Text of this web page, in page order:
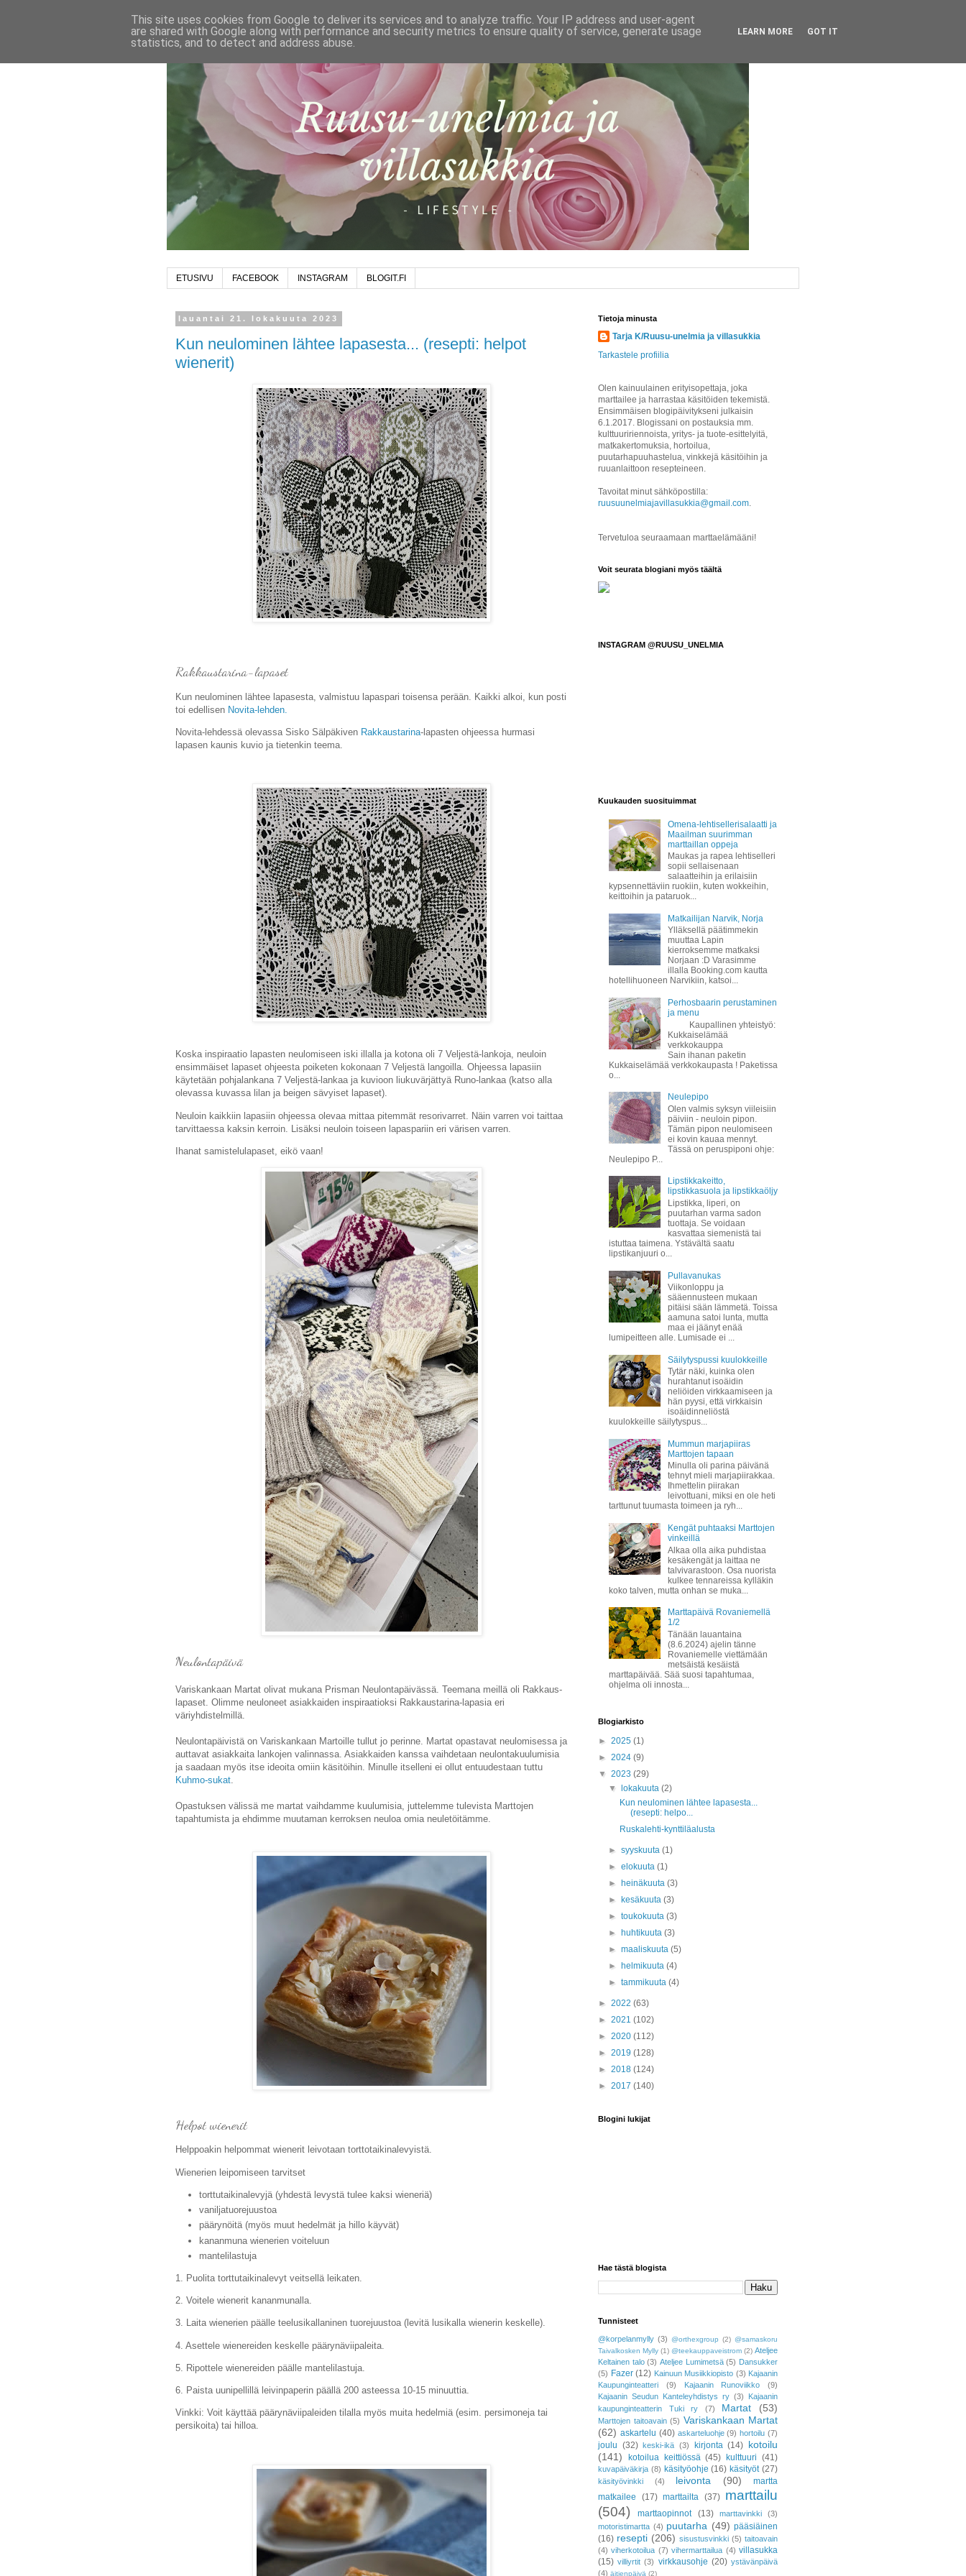
ETUSIVU FACEBOOK INSTAGRAM BLOGIT.FI
lauantai 21. lokakuuta 2023
Kun neulominen lähtee lapasesta... (resepti: helpot
wienerit)
Rakkaustarina-lapaset
Kun neulominen lähtee lapasesta, valmistuu lapaspari toisensa perään. Kaikki alkoi, kun posti
toi edellisen Novita-lehden.
Novita-lehdessä olevassa Sisko Sälpäkiven Rakkaustarina-lapasten ohjeessa hurmasi
lapasen kaunis kuvio ja tietenkin teema.
Koska inspiraatio lapasten neulomiseen iski illalla ja kotona oli 7 Veljestä-lankoja, neuloin
ensimmäiset lapaset ohjeesta poiketen kokonaan 7 Veljestä langoilla. Ohjeessa lapasiin
käytetään pohjalankana 7 Veljestä-lankaa ja kuvioon liukuvärjättyä Runo-lankaa (katso alla
olevassa kuvassa lilan ja beigen sävyiset lapaset).
Neuloin kaikkiin lapasiin ohjeessa olevaa mittaa pitemmät resorivarret. Näin varren voi taittaa
tarvittaessa kaksin kerroin. Lisäksi neuloin toiseen lapaspariin eri värisen varren.
Ihanat samistelulapaset, eikö vaan!
Neulontapäivä
Variskankaan Martat olivat mukana Prisman Neulontapäivässä. Teemana meillä oli Rakkaus-
lapaset. Olimme neuloneet asiakkaiden inspiraatioksi Rakkaustarina-lapasia eri
väriyhdistelmillä.
Neulontapäivistä on Variskankaan Martoille tullut jo perinne. Martat opastavat neulomisessa ja
auttavat asiakkaita lankojen valinnassa. Asiakkaiden kanssa vaihdetaan neulontakuulumisia
ja saadaan myös itse ideoita omiin käsitöihin. Minulle itselleni ei ollut entuudestaan tuttu
Kuhmo-sukat
Opastuksen välissä me martat vaihdamme kuulumisia, juttelemme tulevista Marttojen
tapahtumista ja ehdimme muutaman kerroksen neuloa omia neuletöitämme.
Helpot wienerit
Helppoakin helpommat wienerit leivotaan torttotaikinalevyistä.
Wienerien leipomiseen tarvitset
torttutaikinalevyjä (yhdestä levystä tulee kaksi wieneriä)
vaniljatuorejuustoa
päärynöitä (myös muut hedelmät ja hillo käyvät)
kananmuna wienerien voiteluun
mantelilastuja
1. Puolita torttutaikinalevyt veitsellä leikaten.
2. Voitele wienerit kananmunalla.
3. Laita wienerien päälle teelusikallaninen tuorejuustoa (levitä lusikalla wienerin keskelle).
4. Asettele wienereiden keskelle päärynäviipaleita.
5. Ripottele wienereiden päälle mantelilastuja.
6. Paista uunipellillä leivinpaperin päällä 200 asteessa 10-15 minuuttia.
Vinkki: Voit käyttää päärynäviipaleiden tilalla myös muita hedelmiä (esim. persimoneja tai
persikoita) tai hilloa.
Tietoja minusta
Tarja K/Ruusu-unelmia ja villasukkia
Tarkastele profiilia
Olen kainuulainen erityisopettaja, joka
marttailee ja harrastaa käsitöiden tekemistä.
Ensimmäisen blogipäivitykseni julkaisin
6.1.2017. Blogissani on postauksia mm.
kulttuuririennoista, yritys- ja tuote-esittelyitä,
matkakertomuksia, hortoilua,
puutarhapuuhastelua, vinkkejä käsitöihin ja
ruuanlaittoon resepteineen.
Tavoitat minut sähköpostilla:
ruusuunelmiajavillasukkia@gmail.com.
Tervetuloa seuraamaan marttaelämääni!
Voit seurata blogiani myös täältä
INSTAGRAM @RUUSU_UNELMIA
Kuukauden suosituimmat
Omena-lehtisellerisalaatti ja
Maailman suurimman
marttaillan oppeja
Maukas ja rapea lehtiselleri
sopii sellaisenaan
salaatteihin ja erilaisiin
kypsennettäviin ruokiin, kuten wokkeihin,
keittoihin ja pataruok...
Matkailijan Narvik, Norja
Ylläksellä päätimmekin
muuttaa Lapin
kierroksemme matkaksi
Norjaan :D Varasimme
illalla Booking.com kautta
hotellihuoneen Narvikiin, katsoi...
Perhosbaarin perustaminen
ja menu
Kaupallinen yhteistyö:
Kukkaiselämää
verkkokauppa
Sain ihanan paketin
Kukkaiselämää verkkokaupasta ! Paketissa
o...
Neulepipo
Olen valmis syksyn viileisiin
päiviin - neuloin pipon.
Tämän pipon neulomiseen
ei kovin kauaa mennyt.
Tässä on peruspiponi ohje:
Neulepipo P...
Lipstikkakeitto,
lipstikkasuola ja lipstikkaöljy
Lipstikka, liperi, on
puutarhan varma sadon
tuottaja. Se voidaan
kasvattaa siemenistä tai
istuttaa taimena. Ystävältä saatu
lipstikanjuuri o...
Pullavanukas
Viikonloppu ja
sääennusteen mukaan
pitäisi sään lämmetä. Toissa
aamuna satoi lunta, mutta
maa ei jäänyt enää
lumipeitteen alle. Lumisade ei ...
Säilytyspussi kuulokkeille
Tytär näki, kuinka olen
hurahtanut isoäidin
neliöiden virkkaamiseen ja
hän pyysi, että virkkaisin
isoäidinneliöstä
kuulokkeille säilytyspus...
Mummun marjapiiras
Marttojen tapaan
Minulla oli parina päivänä
tehnyt mieli marjapiirakkaa.
Ihmettelin piirakan
leivottuani, miksi en ole heti
tarttunut tuumasta toimeen ja ryh...
Kengät puhtaaksi Marttojen
vinkeillä
Alkaa olla aika puhdistaa
kesäkengät ja laittaa ne
talvivarastoon. Osa nuorista
kulkee tennareissa kylläkin
koko talven, mutta onhan se muka...
Marttapäivä Rovaniemellä
1/2
Tänään lauantaina
(8.6.2024) ajelin tänne
Rovaniemelle viettämään
metsäistä kesäistä
marttapäivää. Sää suosi tapahtumaa,
ohjelma oli innosta...
Blogiarkisto
► 2025 (1)
► 2024 (9)
▼ 2023 (29)
▼
lokakuuta(2)
Kun neulominen lähtee lapasesta...
(resepti: helpo...
Ruskalehti-kynttiläalusta
►syyskuuta(1)
►elokuuta(1)
►
heinäkuuta(3)
►
kesäkuuta(3)
►toukokuuta(3)
►
huhtikuuta(3)
►maaliskuuta(5)
►
helmikuuta(4)
►tammikuuta(4)
► 2022 (63)
► 2021 (102)
► 2020 (112)
► 2019 (128)
► 2018 (124)
► 2017 (140)
Blogini lukijat
Hae tästä blogista
Tunnisteet
@korpelanmylly (3) @orthexgroup (2) @samaskoru
Taivalkosken Mylly (1) @teekauppaveistrom (2) Ateljee
Keltainen talo (3) Ateljee Lumimetsä (5) Dansukker
(5) Fazer (12) Kainuun Musiikkiopisto (3) Kajaanin
Kaupunginteatteri
(9) Kajaanin Runoviikko
(9)
Kajaanin Seudun Kanteleyhdistys ry (3)
Kajaanin
kaupunginteatterin Tuki ry
(7) Martat (53)
Marttojen taitoavain (5) Variskankaan Martat
(62) askartelu (40) askarteluohje (9) hortoilu (7)
joulu (32) keski-ikä (3) kirjonta (14) kotoilu
(141)
kotoilua keittiössä (45) kulttuuri (41)
kuvapäiväkirja (8) käsityöohje (16) käsityöt (27)
käsityövinkki (4) leivonta (90)
martta
matkailee
(17) marttailta (37)
marttailu
(504)
marttaopinnot (13) marttavinkki
(3)
motoristimartta (4) puutarha (49) pääsiäinen
(16) resepti (206) sisustusvinkki (5) taitoavain
(4) viherkotoilua (7) vihermarttailua (4) villasukka
(15) villiyrtit (3) virkkausohje (20) ystävänpäivä
(4) äitienpäivä (2)
This site uses cookies from Google to deliver its services and to analyze traffic. Your IP address and user-agent
are shared with Google along with performance and security metrics to ensure quality of service, generate usage
statistics, and to detect and address abuse.
LEARN MORE GOT IT